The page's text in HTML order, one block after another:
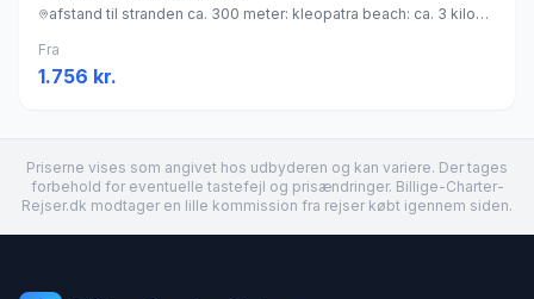
afstand til stranden ca. 300 meter: kleopatra beach: ca. 3 kilometer (sandstrand), Tyrkiet
Fra
1.756 kr.
Priserne vises som angivet hos udbyderen og kan variere. Der tages
forbehold for eventuelle tastefejl og prisændringer. Billige-Charter-
Rejser.dk modtager en lille kommission fra rejser købt igennem siden.